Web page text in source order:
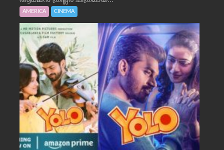
AMERICA CINEMA